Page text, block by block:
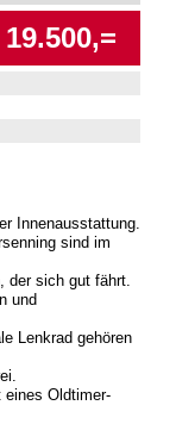
Innenausstattung.
sind im
der sich gut fährt.
und
Lenkrad gehören
eines Oldtimer-